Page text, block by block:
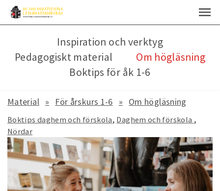
Material För årskurs 1-6 Om högläsning
Inspiration och verktyg
Pedagogiskt material
Om högläsning
Boktips för åk 1-6
Boktips daghem och förskola Daghem och förskola
Nördar